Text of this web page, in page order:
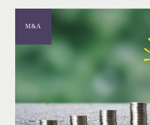
M&A